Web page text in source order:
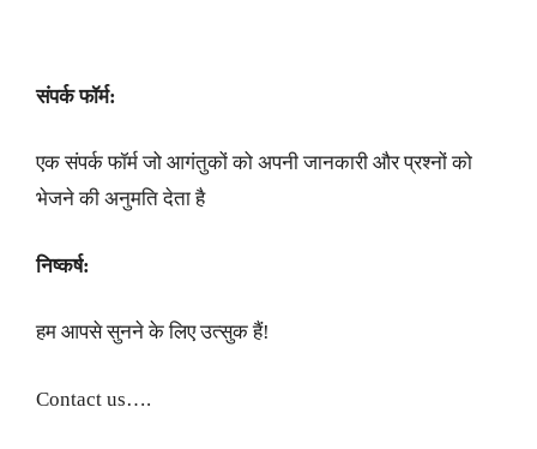
संपर्क फॉर्म:
एक संपर्क फॉर्म जो आगंतुकों को अपनी जानकारी और प्रश्नों को
भेजने की अनुमति देता है
निष्कर्ष:
हम आपसे सुनने के लिए उत्सुक हैं!
Contact us….